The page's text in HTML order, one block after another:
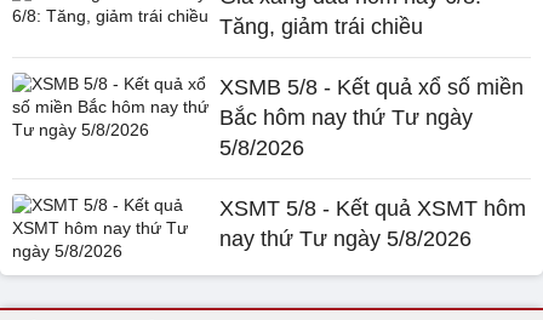
Tăng, giảm trái chiều
XSMB 5/8 - Kết quả xổ số miền
Bắc hôm nay thứ Tư ngày
5/8/2026
XSMT 5/8 - Kết quả XSMT hôm
nay thứ Tư ngày 5/8/2026